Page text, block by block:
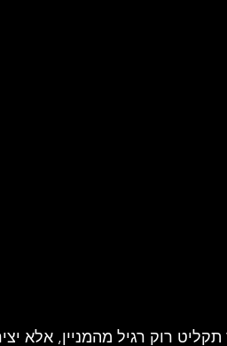
רוק רגיל מהמניין, אלא